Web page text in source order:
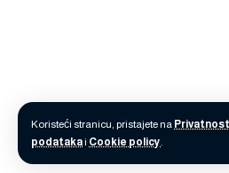
Koristeći stranicu, pristajete na Privatnost
podatakai Cookie policy.